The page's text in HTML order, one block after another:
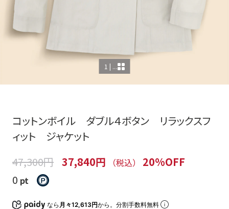
1 | ...
コットンボイル ダブル４ボタン リラックスフ
ィット ジャケット
47,300円 37,840円 （税込）
20%OFF
0 pt
なら 月々12,613円から。分割手数料無料